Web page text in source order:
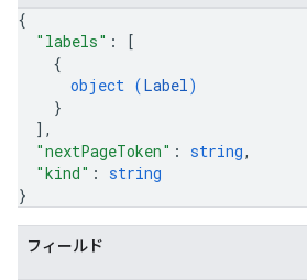
{
"labels" :
[
{
object (Label)
}
] ,
"nextPageToken" : string,
"kind" : string
}
フィールド